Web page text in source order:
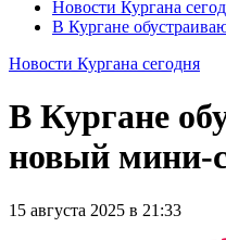
Новости Кургана
В Кургане
Новости Кургана сегодня
В Кургане
новый мини-
15 августа 2025 в 21:33